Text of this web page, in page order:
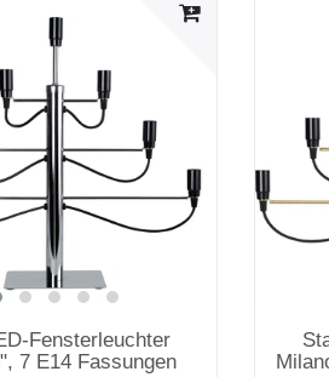
Fensterleuchter
7 E14 Fassungen